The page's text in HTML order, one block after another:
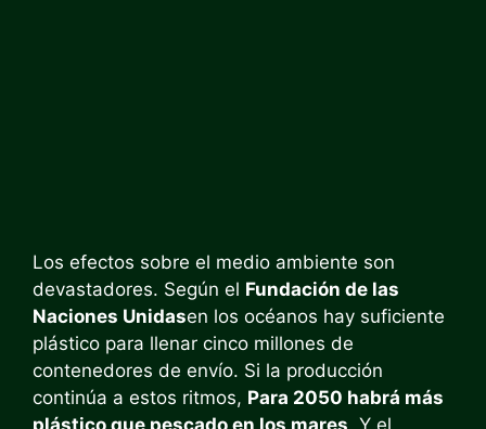
Los efectos sobre el medio ambiente son
devastadores. Según el Fundación de las
Naciones Unidasen los océanos hay suficiente
plástico para llenar cinco millones de
contenedores de envío. Si la producción
continúa a estos ritmos, Para 2050 habrá más
plástico que pescado en los mares . Y el